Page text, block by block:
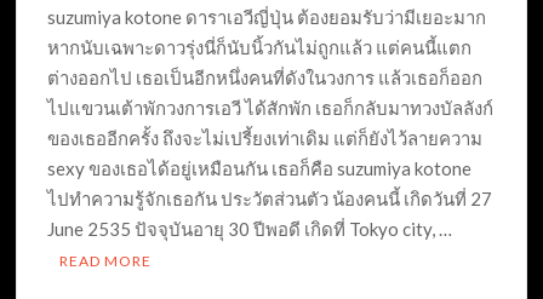
suzumiya kotone ดาราเอวีญี่ปุ่น ต้องยอมรับว่ามีเยอะมาก
หากนับเฉพาะดาวรุ่งนี่ก็นับนิ้วกันไม่ถูกแล้ว แต่คนนี้แตก
ต่างออกไป เธอเป็นอีกหนึ่งคนที่ดังในวงการ แล้วเธอก็ออก
ไปแขวนเต้าพักวงการเอวี ได้สักพัก เธอก็กลับมาทวงบัลลังก์
ของเธออีกครั้ง ถึงจะไม่เปรี้ยงเท่าเดิม แต่ก็ยังไว้ลายความ
sexy ของเธอได้อยู่เหมือนกัน เธอก็คือ suzumiya kotone
ไปทำความรู้จักเธอกัน ประวัตส่วนตัว น้องคนนี้ เกิดวันที่ 27
June 2535 ปัจจุบันอายุ 30 ปีพอดี เกิดที่ Tokyo city, …
READ MORE